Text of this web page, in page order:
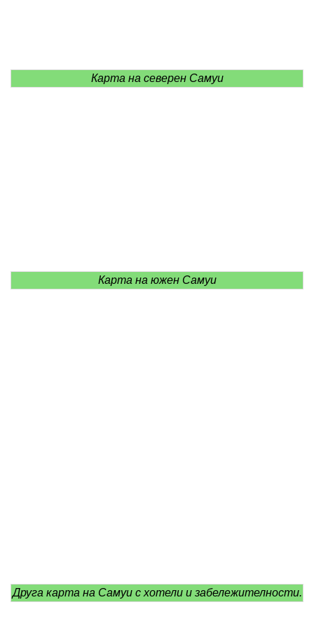
Карта на северен Самуи
Карта на южен Самуи
Друга карта на Самуи с хотели и забележителности.